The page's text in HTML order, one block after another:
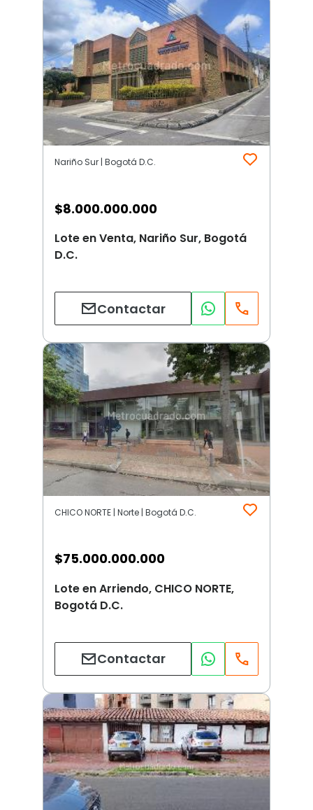
Nariño Sur | Bogotá D.C.
$8.000.000.000
Lote en Venta, Nariño Sur, Bogotá
D.C.
Contactar
CHICO NORTE | Norte | Bogotá D.C.
$75.000.000.000
Lote en Arriendo, CHICO NORTE,
Bogotá D.C.
Contactar